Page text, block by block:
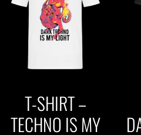
T-SHIRT –
TECHNO IS MY